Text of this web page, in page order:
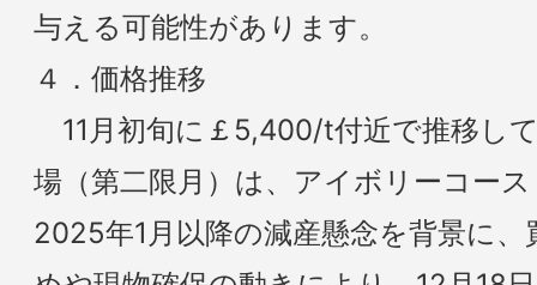
与える可能性があります。
４．価格推移
11月初旬に￡5,400/t付近で推移し
場（第二限月）は、アイボリーコー
2025年1月以降の減産懸念を背景に